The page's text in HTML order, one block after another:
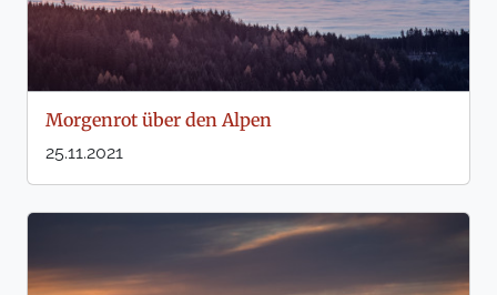
Morgenrot über den Alpen
25.11.2021